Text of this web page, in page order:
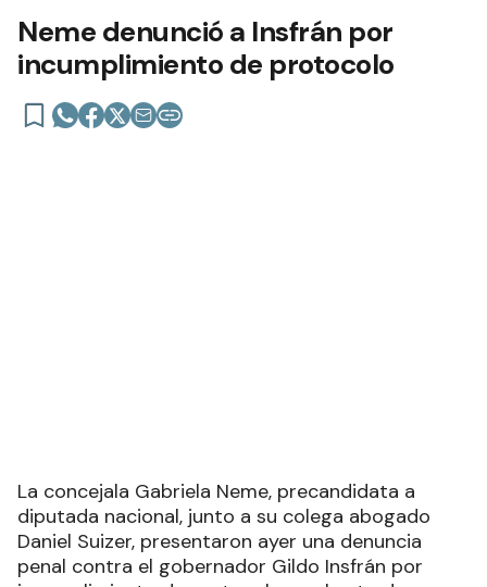
Neme denunció a Insfrán por
incumplimiento de protocolo
La concejala Gabriela Neme, precandidata a
diputada nacional, junto a su colega abogado
Daniel Suizer, presentaron ayer una denuncia
penal contra el gobernador Gildo Insfrán por